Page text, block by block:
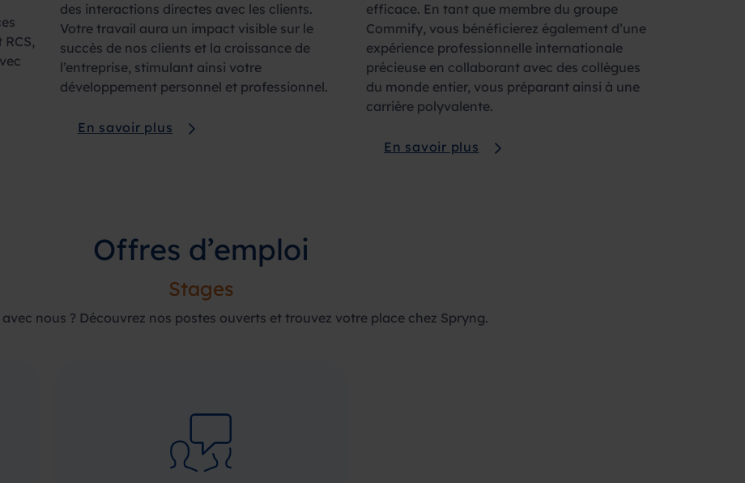
des interactions directes avec les clients.
Votre travail aura un impact visible sur le
succès de nos clients et la croissance de
l’entreprise, stimulant ainsi votre
développement personnel et professionnel.
En savoir plus
efficace. En tant que membre du groupe
Commify, vous bénéficierez également d’une
expérience professionnelle internationale
précieuse en collaborant avec des collègues
du monde entier, vous préparant ainsi à une
carrière polyvalente.
En savoir plus
Offres d’emploi
Stages
nous ? Découvrez nos postes ouverts et trouvez votre place chez Spryng.